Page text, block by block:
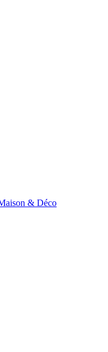
& Déco